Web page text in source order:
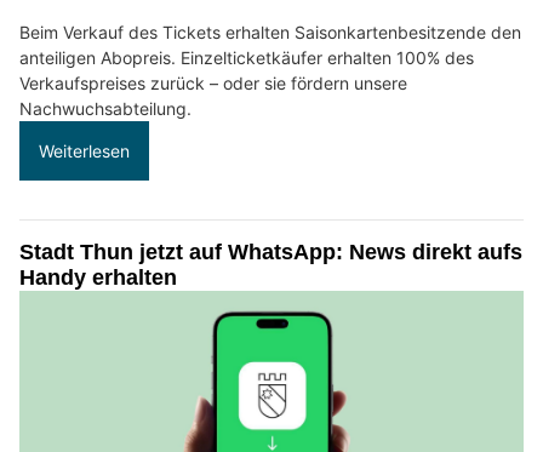
Beim Verkauf des Tickets erhalten Saisonkartenbesitzende den
anteiligen Abopreis. Einzelticketkäufer erhalten 100% des
Verkaufspreises zurück – oder sie fördern unsere
Nachwuchsabteilung.
Weiterlesen
Stadt Thun jetzt auf WhatsApp: News direkt aufs
Handy erhalten